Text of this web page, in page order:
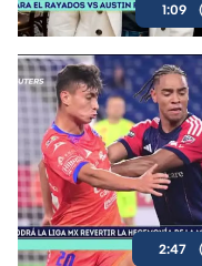
1:09
2:47